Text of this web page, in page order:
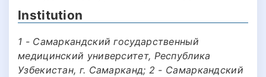
Institution
1 - Самаркандский государственный
медицинский университет, Республика
Узбекистан, г. Самарканд; 2 - Самаркандский